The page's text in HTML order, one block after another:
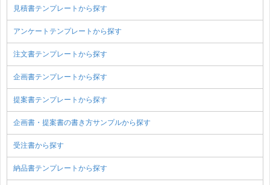
見積書テンプレートから探す
アンケートテンプレートから探す
注文書テンプレートから探す
企画書テンプレートから探す
提案書テンプレートから探す
企画書・提案書の書き方サンプルから探す
受注書から探す
納品書テンプレートから探す